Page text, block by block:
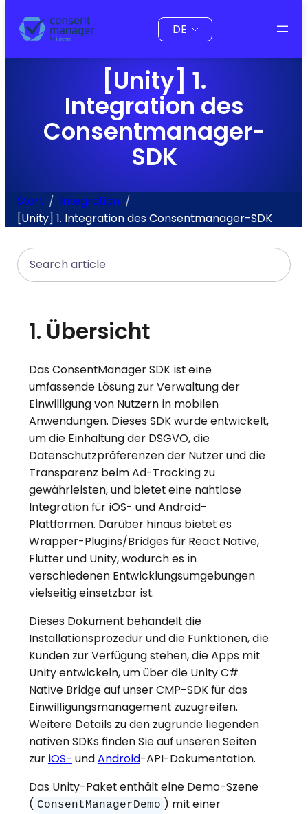
Inhalt
springen
Sprache
auswählen
[Unity] 1.
Integration des
Consentmanager-
SDK
Start
Integration
[Unity] 1. Integration des Consentmanager-SDK
Search
1. Übersicht
Das ConsentManager SDK ist eine
umfassende Lösung zur Verwaltung der
Einwilligung von Nutzern in mobilen
Anwendungen. Dieses SDK wurde entwickelt,
um die Einhaltung der DSGVO, die
Datenschutzpräferenzen der Nutzer und die
Transparenz beim Ad-Tracking zu
gewährleisten, und bietet eine nahtlose
Integration für iOS- und Android-
Plattformen. Darüber hinaus bietet es
Wrapper-Plugins/Bridges für React Native,
Flutter und Unity, wodurch es in
verschiedenen Entwicklungsumgebungen
vielseitig einsetzbar ist.
Dieses Dokument behandelt die
Installationsprozedur und die Funktionen, die
Kunden zur Verfügung stehen, die Apps mit
Unity entwickeln, um über die Unity C#
Native Bridge auf unser CMP-SDK für das
Einwilligungsmanagement zuzugreifen.
Weitere Details zu den zugrunde liegenden
nativen SDKs finden Sie auf unseren Seiten
zur iOS- undAndroid-API-Dokumentation.
Das Unity-Paket enthält eine Demo-Szene
( ConsentManagerDemo ) mit einer